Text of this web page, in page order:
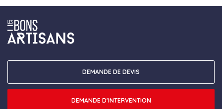
DEMANDE DE DEVIS
DEMANDE D'INTERVENTION